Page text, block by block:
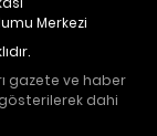
Merkezi
gazete ve haber
dahi